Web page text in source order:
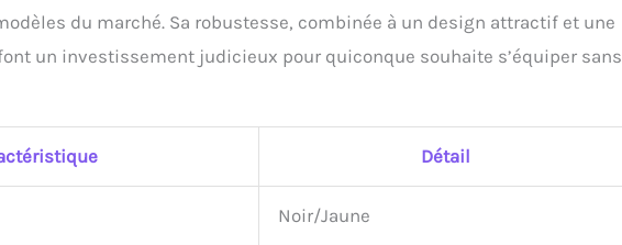
du marché. Sa robustesse, combinée à un design attractif et une
un investissement judicieux pour quiconque souhaite s’équiper sans
Détail
Noir/Jaune